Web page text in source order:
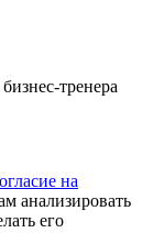
тренера
на
анализировать
его